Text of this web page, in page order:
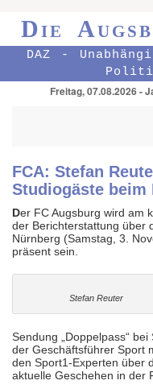
Die
DAZ -
Freitag, 07.08.2026 -
FCA: Stefan
Studiogäste beim
Der FC Augsburg wird am
der Berichterstattung über
Nürnberg (Samstag, 3.
präsent sein.
Stefan Reuter
Sendung „Doppelpass“
der Geschäftsführer Sport
den Sport1-Experten über
aktuelle Geschehen in der